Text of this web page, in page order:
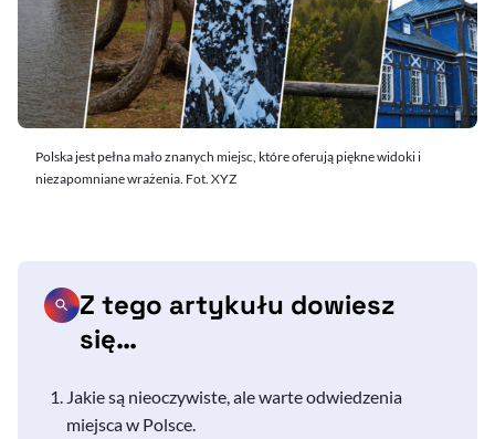
Polska jest pełna mało znanych miejsc, które oferują piękne widoki i
niezapomniane wrażenia. Fot. XYZ
Z tego artykułu dowiesz
się…
Jakie są nieoczywiste, ale warte odwiedzenia
miejsca w Polsce.